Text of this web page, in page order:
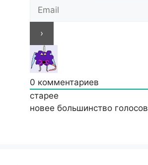
0 комментариев
старее
новее большинство голосов